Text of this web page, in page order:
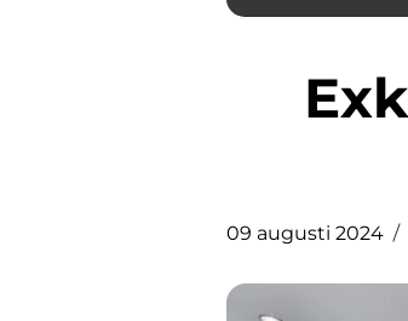
Exklusiva Kök: Navet i Ett
09 augusti 2024